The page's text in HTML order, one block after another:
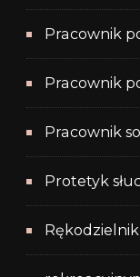
Pracownik
Pracownik
Pracownik
Protetyk